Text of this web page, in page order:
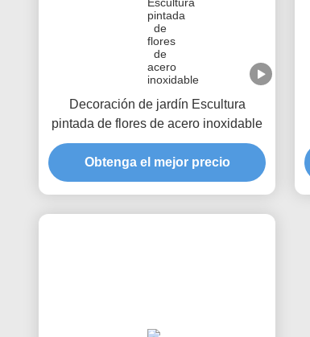
Decoración de jardín Escultura
pintada de flores de acero inoxidable
Obtenga el mejor precio